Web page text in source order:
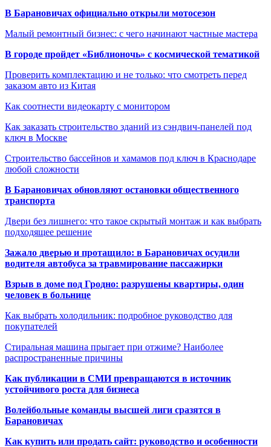
В Барановичах официально открыли мотосезон
Малый ремонтный бизнес: с чего начинают частные мастера
В городе пройдет «Библионочь» с космической тематикой
Проверить комплектацию и не только: что смотреть перед
заказом авто из Китая
Как соотнести видеокарту с монитором
Как заказать строительство зданий из сэндвич-панелей под
ключ в Москве
Строительство бассейнов и хамамов под ключ в Краснодаре
любой сложности
В Барановичах обновляют остановки общественного
транспорта
Двери без лишнего: что такое скрытый монтаж и как выбрать
подходящее решение
Зажало дверью и протащило: в Барановичах осудили
водителя автобуса за травмирование пассажирки
Взрыв в доме под Гродно: разрушены квартиры, один
человек в больнице
Как выбрать холодильник: подробное руководство для
покупателей
Стиральная машина прыгает при отжиме? Наиболее
распространенные причины
Как публикации в СМИ превращаются в источник
устойчивого роста для бизнеса
Волейбольные команды высшей лиги сразятся в
Барановичах
Как купить или продать сайт: руководство и особенности